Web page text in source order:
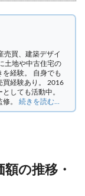
売買、建築デザイ
土地や中古住宅の
を経験。 自身でも
買経験あり。 2016
しても活動中。
修。 続きを読む...
の推移・